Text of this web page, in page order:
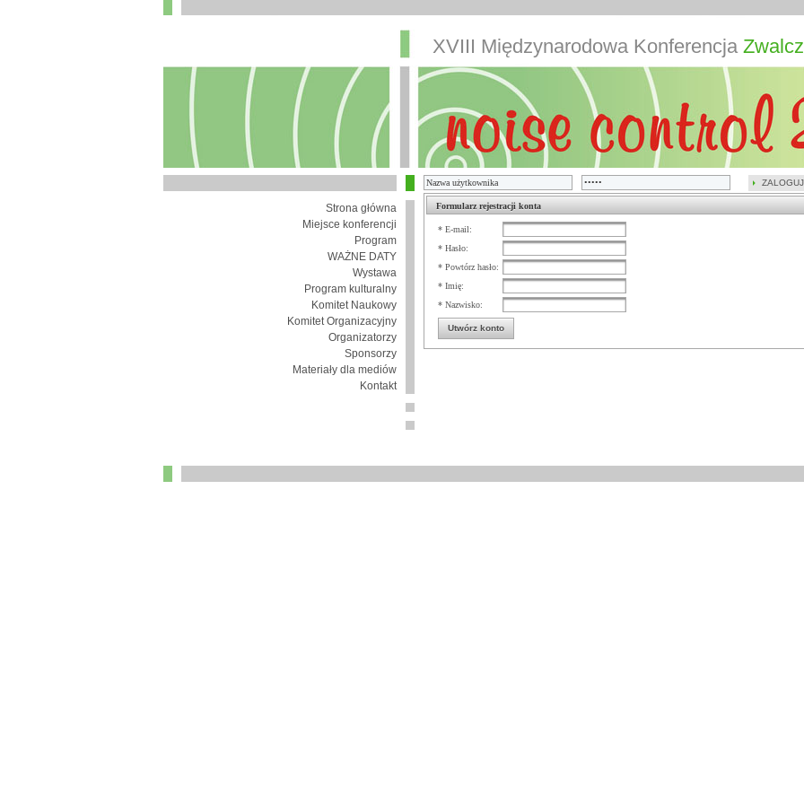
ZALOGUJ
XVIII Międzynarodowa Konferencja
Strona główna
Miejsce konferencji
Program
WAŻNE DATY
Wystawa
Program kulturalny
Komitet Naukowy
Komitet Organizacyjny
Organizatorzy
Sponsorzy
Materiały dla mediów
Kontakt
Formularz rejestracji konta
* E-mail:
* Hasło:
* Powtórz hasło:
* Imię:
* Nazwisko:
Utwórz konto